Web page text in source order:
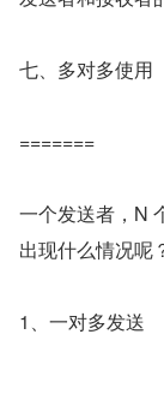
七、多对多使用
=======
一个发送者，N
出现什么情况呢
1、一对多发送